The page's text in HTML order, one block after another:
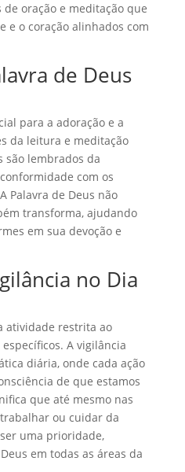
oração e meditação que
e o coração alinhados com
de Deus
para a adoração e a
da leitura e meditação
são lembrados da
com os
Palavra de Deus não
transforma, ajudando
em sua devoção e
no Dia
atividade restrita ao
A vigilância
diária, onde cada ação
de que estamos
que até mesmo nas
ou cuidar da
uma prioridade,
em todas as áreas da